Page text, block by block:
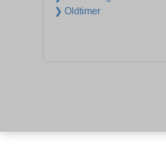
❯ Oldtimer